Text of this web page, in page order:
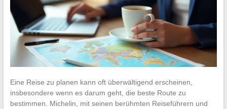
Eine Reise zu planen kann oft überwältigend erscheinen,
insbesondere wenn es darum geht, die beste Route zu
bestimmen. Michelin, mit seinen berühmten Reiseführern und